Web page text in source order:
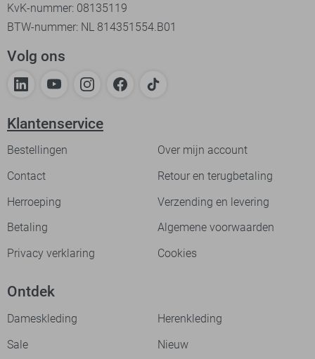
KvK-nummer: 08135119
BTW-nummer: NL 814351554.B01
Volg ons
Klantenservice
Bestellingen
Over mijn account
Contact
Retour en terugbetaling
Herroeping
Verzending en levering
Betaling
Algemene voorwaarden
Privacy verklaring
Cookies
Ontdek
Dameskleding
Herenkleding
Sale
Nieuw